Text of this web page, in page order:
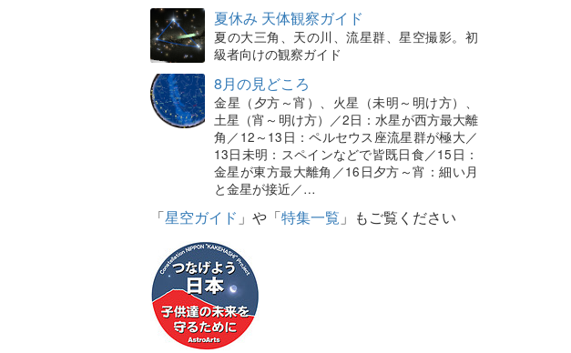
夏休み 天体観察ガイド
夏の大三角、天の川、流星群、星空撮影。初
級者向けの観察ガイド
8月の見どころ
金星（夕方～宵）、火星（未明～明け方）、
土星（宵～明け方）／2日：水星が西方最大離
角／12～13日：ペルセウス座流星群が極大／
13日未明：スペインなどで皆既日食／15日：
金星が東方最大離角／16日夕方～宵：細い月
と金星が接近／…
「星空ガイド 」や「特集一覧 」もご覧ください